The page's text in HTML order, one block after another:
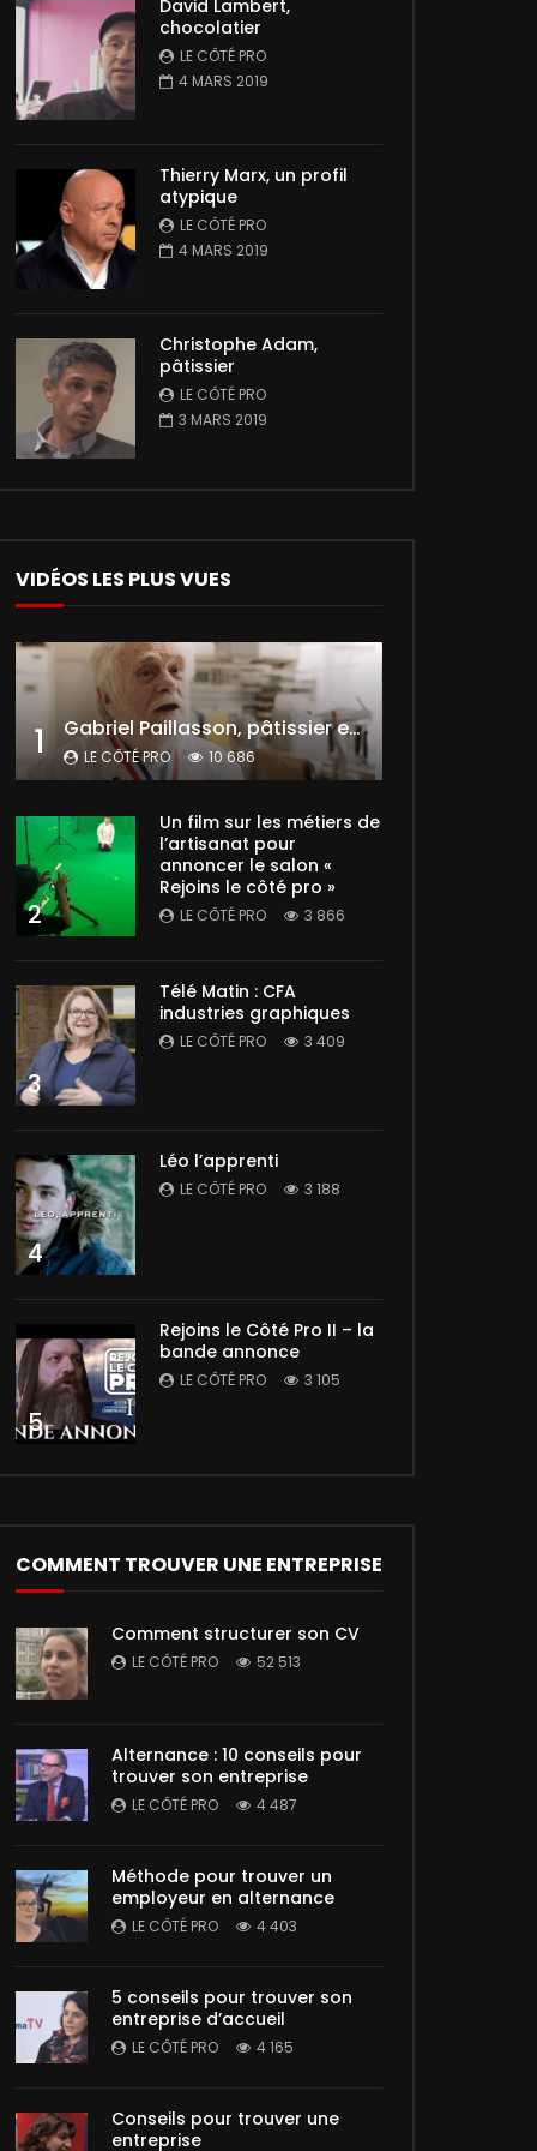
David Lambert,
chocolatier
LE CÔTÉ PRO
4 MARS 2019
Thierry Marx, un profil
atypique
LE CÔTÉ PRO
4 MARS 2019
Christophe Adam,
pâtissier
LE CÔTÉ PRO
3 MARS 2019
VIDÉOS LES PLUS VUES
1 Gabriel Paillasson, pâtissier et glacier
LE CÔTÉ PRO 10 686
2
Un film sur les métiers de
l’artisanat pour
annoncer le salon «
Rejoins le côté pro »
LE CÔTÉ PRO 3 866
3
Télé Matin : CFA
industries graphiques
LE CÔTÉ PRO 3 409
4
Léo l’apprenti
LE CÔTÉ PRO 3 188
5
Rejoins le Côté Pro II – la
bande annonce
LE CÔTÉ PRO 3 105
COMMENT TROUVER UNE ENTREPRISE
Comment structurer son CV
LE CÔTÉ PRO 52 513
Alternance : 10 conseils pour
trouver son entreprise
LE CÔTÉ PRO 4 487
Méthode pour trouver un
employeur en alternance
LE CÔTÉ PRO 4 403
5 conseils pour trouver son
entreprise d’accueil
LE CÔTÉ PRO 4 165
Conseils pour trouver une
entreprise